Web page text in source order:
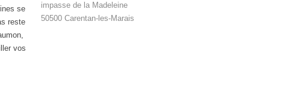
se
reste
vos
impasse de la Madeleine
50500 Carentan-les-Marais